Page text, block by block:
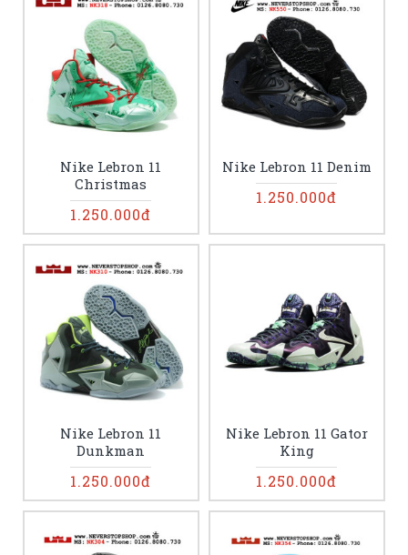
Nike Lebron 11
Christmas
1.250.000đ
Nike Lebron 11 Denim
1.250.000đ
Nike Lebron 11
Dunkman
1.250.000đ
Nike Lebron 11 Gator
King
1.250.000đ